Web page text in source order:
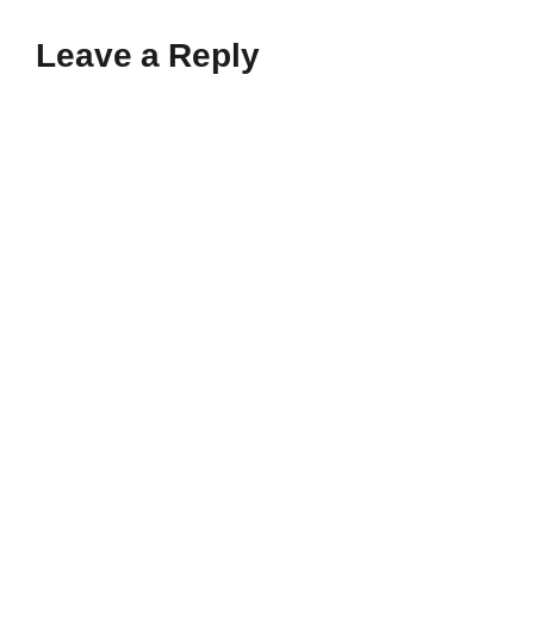
Leave a Reply